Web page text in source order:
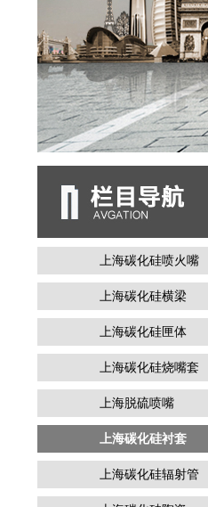
上海碳化硅喷火嘴
上海碳化硅横梁
上海碳化硅匣体
上海碳化硅烧嘴套
上海脱硫喷嘴
上海碳化硅衬套
上海碳化硅辐射管